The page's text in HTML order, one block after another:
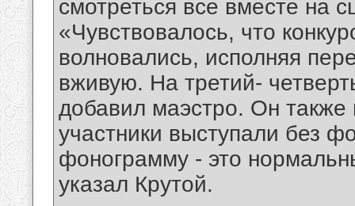
смотреться все вместе на
«Чувствовалось, что
волновались, исполняя
вживую. На третий-
добавил маэстро. Он
участники выступали без
фонограмму - это
указал Крутой.